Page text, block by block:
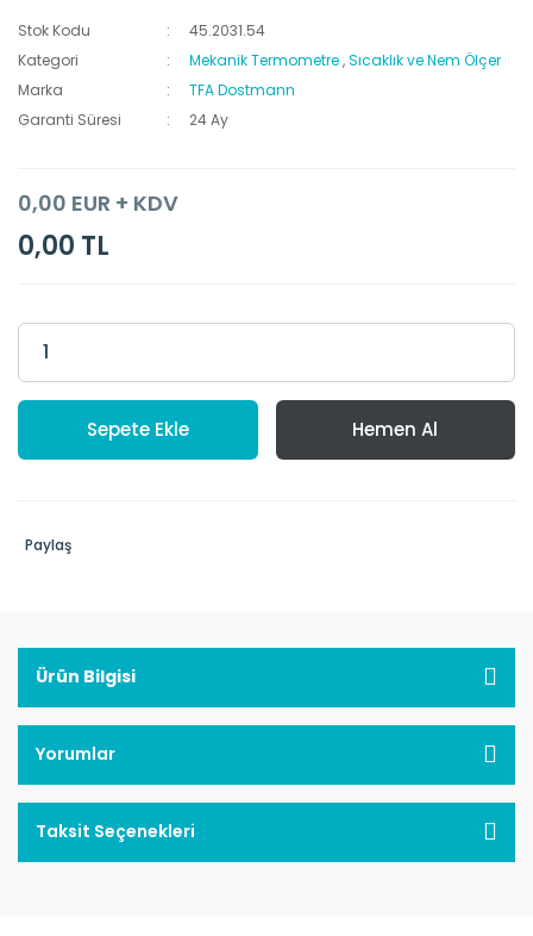
Stok Kodu
45.2031.54
Kategori
Mekanik Termometre,Sıcaklık ve Nem Ölçer
Marka
TFA Dostmann
Garanti Süresi
24 Ay
0,00 EUR + KDV
0,00 TL
Sepete Ekle Hemen Al
Paylaş
Ürün Bilgisi
Yorumlar
Taksit Seçenekleri